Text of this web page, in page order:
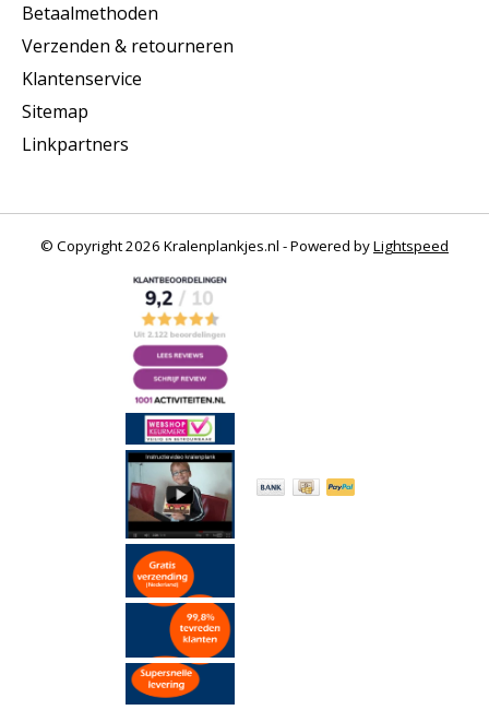
Betaalmethoden
Verzenden & retourneren
Klantenservice
Sitemap
Linkpartners
© Copyright 2026 Kralenplankjes.nl - Powered byLightspeed